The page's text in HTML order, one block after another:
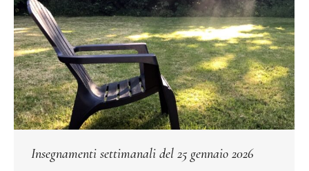
Insegnamenti settimanali del 25 gennaio 2026